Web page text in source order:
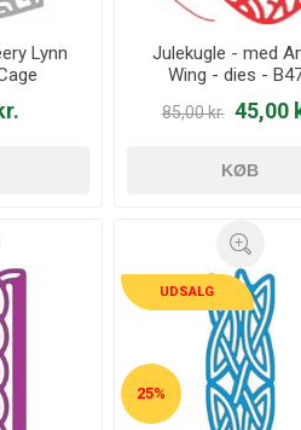
Lynn
Julekugle - med
Wing - dies -
85,00 kr. 45,00
KØB
UDSALG
25%